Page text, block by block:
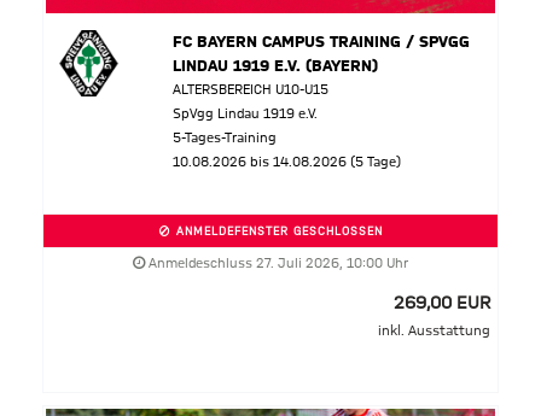
FC BAYERN CAMPUS TRAINING / SPVGG
LINDAU 1919 E.V. (BAYERN)
ALTERSBEREICH U10-U15
SpVgg Lindau 1919 e.V.
5-Tages-Training
10.08.2026 bis 14.08.2026 (5 Tage)
ANMELDEFENSTER GESCHLOSSEN
Anmeldeschluss 27. Juli 2026, 10:00 Uhr
269,00 EUR
inkl. Ausstattung